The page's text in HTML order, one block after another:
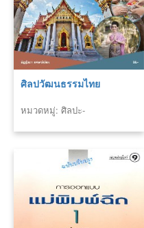
ศิลปวัฒนธรรมไทย
หมวดหมู่: ศิลปะ-